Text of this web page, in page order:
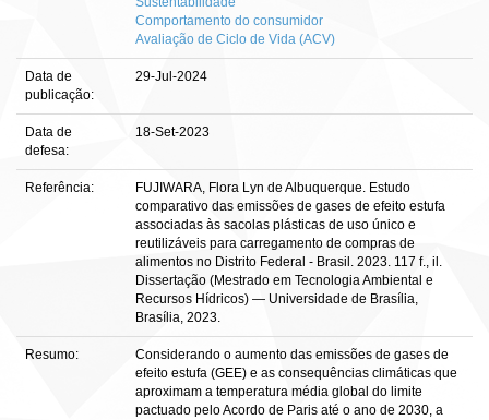
Comportamento do consumidor
Avaliação de Ciclo de Vida (ACV)
Data de
publicação:
29-Jul-2024
Data de
defesa:
18-Set-2023
Referência:
FUJIWARA, Flora Lyn de Albuquerque. Estudo
comparativo das emissões de gases de efeito estufa
associadas às sacolas plásticas de uso único e
reutilizáveis para carregamento de compras de
alimentos no Distrito Federal - Brasil. 2023. 117 f., il.
Dissertação (Mestrado em Tecnologia Ambiental e
Recursos Hídricos) — Universidade de Brasília,
Brasília, 2023.
Resumo:
Considerando o aumento das emissões de gases de
efeito estufa (GEE) e as consequências climáticas que
aproximam a temperatura média global do limite
pactuado pelo Acordo de Paris até o ano de 2030, a